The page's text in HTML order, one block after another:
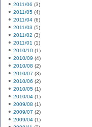
2011/06 (3)
2011/05 (4)
2011/04 (6)
2011/03 (5)
2011/02 (3)
2011/01 (1)
2010/10 (1)
2010/09 (4)
2010/08 (2)
2010/07 (3)
2010/06 (2)
2010/05 (1)
2010/04 (1)
2009/08 (1)
2009/07 (2)
2009/04 (1)